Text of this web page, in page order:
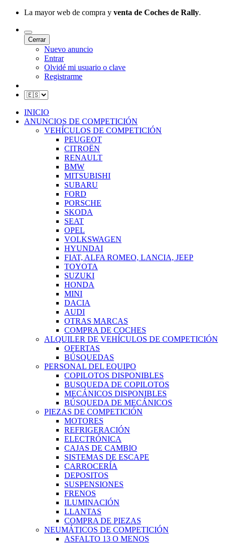
La mayor web de compra y venta de Coches de Rally.
Cerrar
Nuevo anuncio
Entrar
Olvidé mi usuario o clave
Registrarme
INICIO
ANUNCIOS DE COMPETICIÓN
VEHÍCULOS DE COMPETICIÓN
PEUGEOT
CITROËN
RENAULT
BMW
MITSUBISHI
SUBARU
FORD
PORSCHE
SKODA
SEAT
OPEL
VOLKSWAGEN
HYUNDAI
FIAT, ALFA ROMEO, LANCIA, JEEP
TOYOTA
SUZUKI
HONDA
MINI
DACIA
AUDI
OTRAS MARCAS
COMPRA DE COCHES
ALQUILER DE VEHÍCULOS DE COMPETICIÓN
OFERTAS
BÚSQUEDAS
PERSONAL DEL EQUIPO
COPILOTOS DISPONIBLES
BUSQUEDA DE COPILOTOS
MECÁNICOS DISPONIBLES
BÚSQUEDA DE MECÁNICOS
PIEZAS DE COMPETICIÓN
MOTORES
REFRIGERACIÓN
ELECTRÓNICA
CAJAS DE CAMBIO
SISTEMAS DE ESCAPE
CARROCERÍA
DEPOSITOS
SUSPENSIONES
FRENOS
ILUMINACIÓN
LLANTAS
COMPRA DE PIEZAS
NEUMÁTICOS DE COMPETICIÓN
ASFALTO 13 O MENOS